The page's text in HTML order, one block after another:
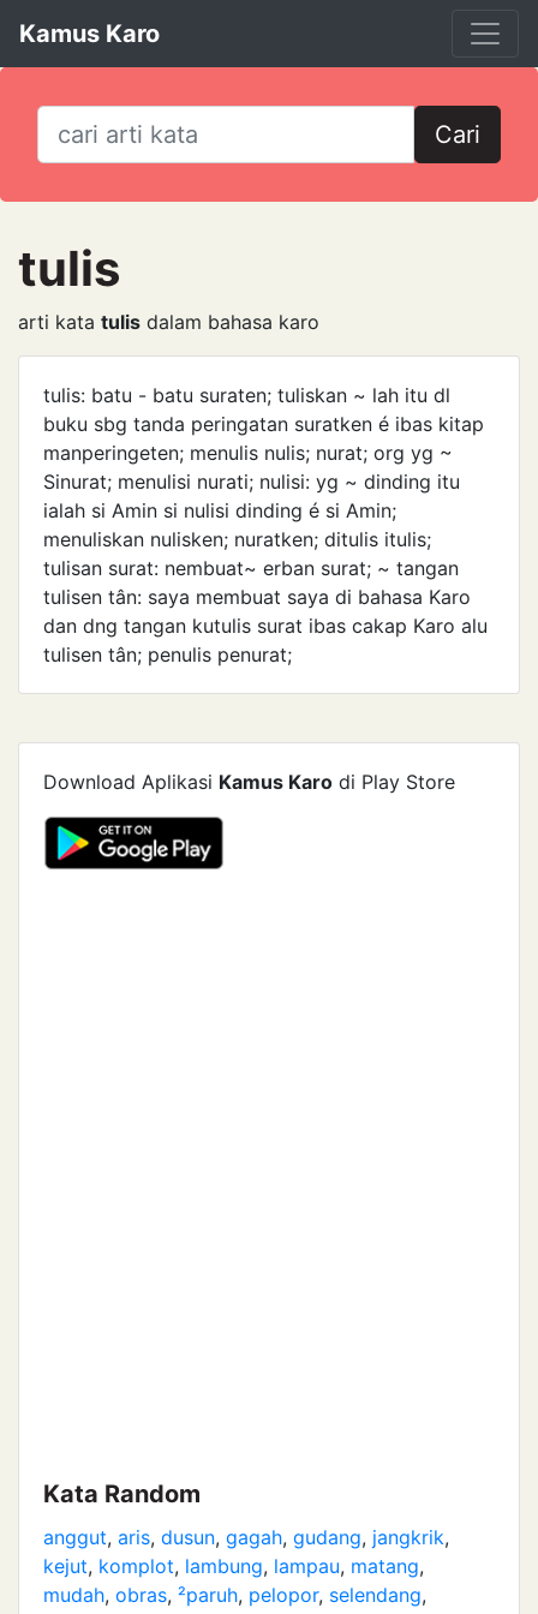
Kamus Karo
Cari
tulis
arti kata tulis dalam bahasa karo
tulis: batu - batu suraten; tuliskan ~ lah itu dl
buku sbg tanda peringatan suratken é ibas kitap
manperingeten; menulis nulis; nurat; org yg ~
Sinurat; menulisi nurati; nulisi: yg ~ dinding itu
ialah si Amin si nulisi dinding é si Amin;
menuliskan nulisken; nuratken; ditulis itulis;
tulisan surat: nembuat~ erban surat; ~ tangan
tulisen tân: saya membuat saya di bahasa Karo
dan dng tangan kutulis surat ibas cakap Karo alu
tulisen tân; penulis penurat;
Download Aplikasi Kamus Karo di Play Store
Kata Random
anggut, aris, dusun, gagah, gudang, jangkrik,
kejut, komplot, lambung, lampau, matang,
mudah, obras, ²paruh, pelopor, selendang,